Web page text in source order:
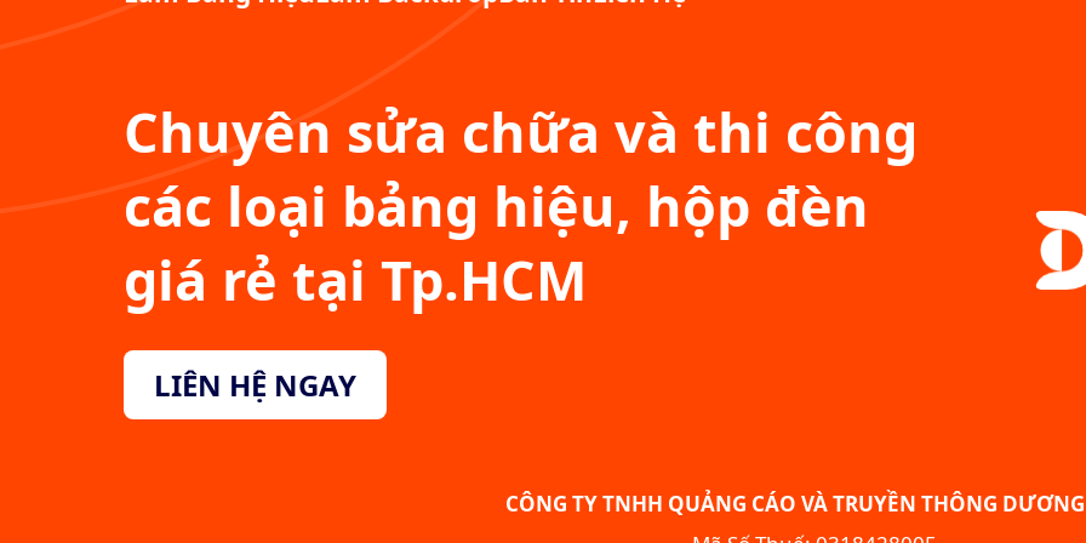
Chuyên sửa chữa và thi công
các loại bảng hiệu, hộp đèn
giá rẻ tại Tp.HCM
LIÊN HỆ NGAY
CÔNG TY TNHH QUẢNG CÁO VÀ TRUYỀN THÔNG